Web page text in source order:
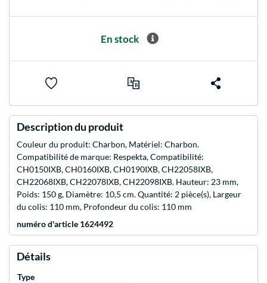
En stock
Description du produit
Couleur du produit: Charbon, Matériel: Charbon.
Compatibilité de marque: Respekta, Compatibilité:
CH0150IXB, CH0160IXB, CH0190IXB, CH22058IXB,
CH22068IXB, CH22078IXB, CH22098IXB. Hauteur: 23 mm,
Poids: 150 g, Diamètre: 10,5 cm. Quantité: 2 pièce(s), Largeur
du colis: 110 mm, Profondeur du colis: 110 mm
numéro d'article 1624492
Détails
Type